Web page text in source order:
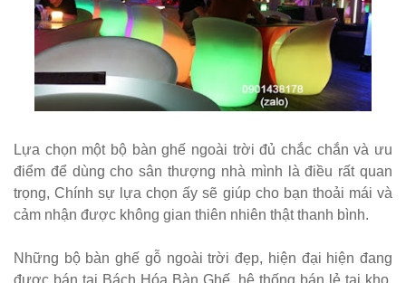
Lựa chọn một bộ bàn ghế ngoài trời đủ chắc chắn và ưu
điểm để dùng cho sân thượng nhà mình là điều rất quan
trọng, Chính sự lựa chọn ấy sẽ giúp cho bạn thoải mái và
cảm nhận được không gian thiên nhiên thật thanh bình.
Những bộ bàn ghế gỗ ngoài trời đẹp, hiện đại hiện đang
được bán tại Bách Hóa Bàn Ghế, hệ thống bán lẻ tại kho.